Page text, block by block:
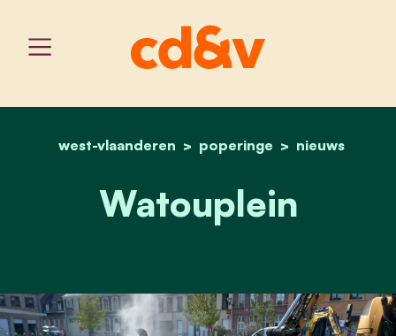
home
west-vlaanderen poperinge nieuws
watouplein
Watouplein